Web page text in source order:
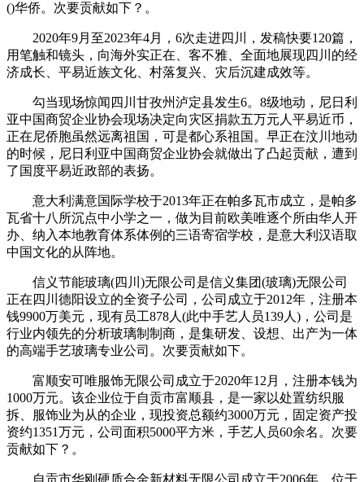
()华侨。次要贡献如下？。
2020年9月至2023年4月，6次走进四川，发稿快要120篇，
用笔触和镜头，向海外实正在、客不雅、全面地展现四川的经
济成长、平易近族文化、村落复兴、灾后沉建成效等。
勾当现场惊闻四川甘孜州泸定县发生6。8级地动，尼日利
亚中国商贸企业协会现场决定向灾区捐款五万元人平易近币，
正在尼侨胞虽然远离祖国，可是都心系祖国。早正在汶川地动
的时候，尼日利亚中国商贸企业协会就做出了凸起贡献，遭到
了国度平易近政部的表扬。
意大利满意国际学校于2013年正在帕多瓦市成立，是帕多
瓦省十八所沉点中小学之一，做为目前欧美唯逐个所由华人开
办、纳入本地教育体系体例的三语寄宿学校，是意大利汉语取
中国文化的从阵地。
信义节能玻璃(四川)无限公司是信义集团(玻璃)无限公司
正在四川德阳设立的全资子公司，公司成立于2012年，注册本
钱9900万美元，现有员工878人(此中手艺人员139人)，公司是
行业内领先的分析玻璃制制商，是集研发、设想、出产为一体
的高端手艺玻璃专业公司。次要贡献如下。
富顺安可唯服饰无限公司成立于2020年12月，注册本钱为
1000万元。该企业位于自贡市富顺县，是一家以处置纺织服
拆、服饰业为从的企业，现投资总额约3000万元，固定资产投
资约1351万元，公司面积5000平方米，手艺人员60余名。次要
贡献如下？。